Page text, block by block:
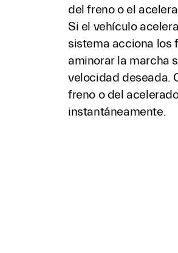
del freno o el
Si el vehículo
sistema acciona los
aminorar la marcha
velocidad deseada.
freno o del
instantáneamente.